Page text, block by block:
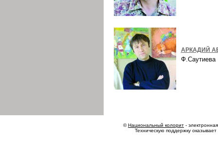
АРКАДИЙ
©Национальный колорит -
Техническую поддержку